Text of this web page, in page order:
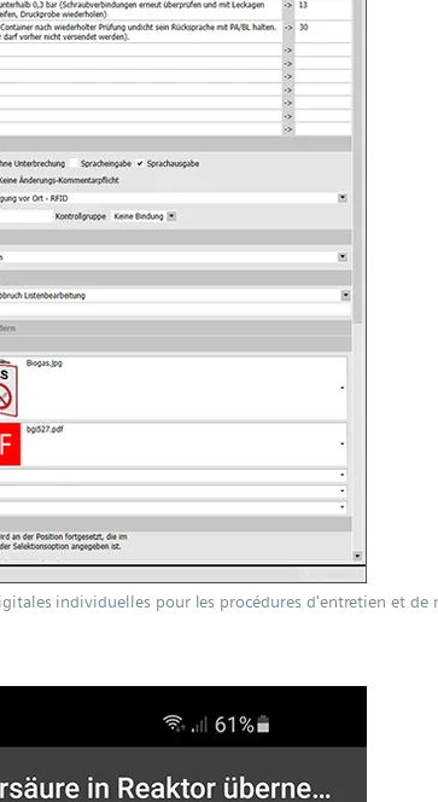
individuelles pour les procédures d'entretien et de